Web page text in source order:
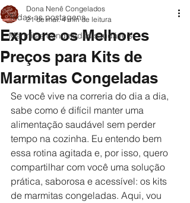
Todas as postagens
Marmitas congeladas saudáveis
Explore os Melhores
Preços para Kits de
Marmitas Congeladas
Dona Nenê Congelados
21 de mai. 4 min de leitura
Se você vive na correria do dia a dia,
sabe como é difícil manter uma
alimentação saudável sem perder
tempo na cozinha. Eu entendo bem
essa rotina agitada e, por isso, quero
compartilhar com você uma solução
prática, saborosa e acessível: os kits
de marmitas congeladas. Aqui, vou